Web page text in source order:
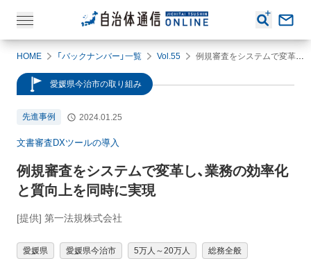
HOME 「バックナンバー」一覧 Vol.55 例規審査をシステムで変革し、業務の効率化と質向上を同時に実現
愛媛県今治市の取り組み
先進事例 2024.01.25
文書審査DXツールの導入
例規審査をシステムで変革し、業務の効率化
と質向上を同時に実現
[提供] 第一法規株式会社
愛媛県 愛媛県今治市 5万人～20万人 総務全般